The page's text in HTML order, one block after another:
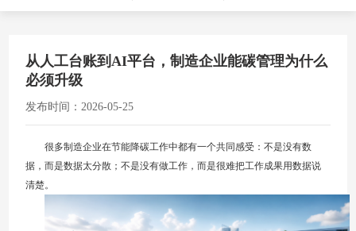
从人工台账到AI平台，制造企业能碳管理为什么
必须升级
发布时间：2026-05-25
很多制造企业在节能降碳工作中都有一个共同感受：不是没有数
据，而是数据太分散；不是没有做工作，而是很难把工作成果用数据说
清楚。